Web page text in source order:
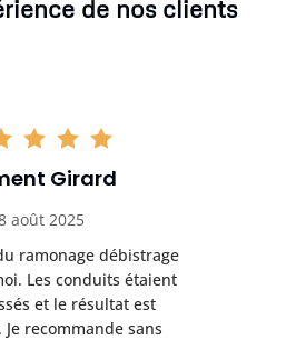
de nos clients
Girard
août 2025
ramonage débistrage
Les conduits étaient
et le résultat est
recommande sans